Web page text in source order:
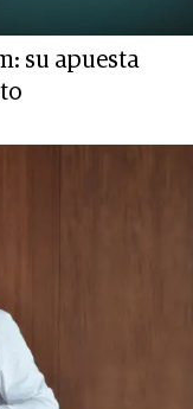
su apuesta